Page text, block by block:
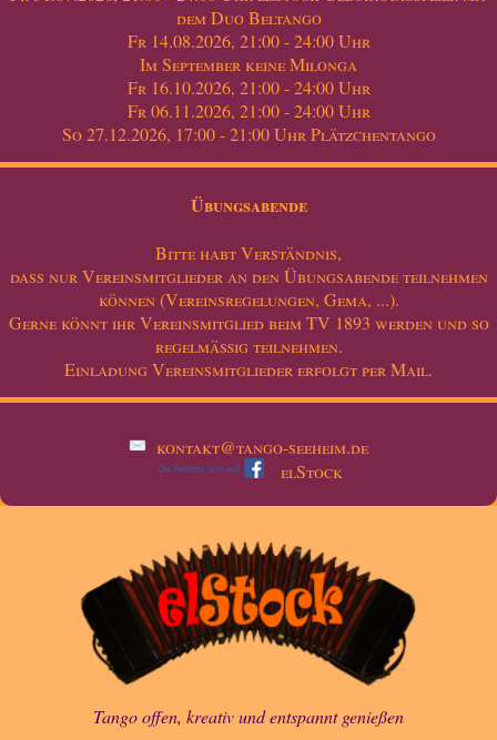
dem Duo Beltango
Fr 14.08.2026, 21:00 - 24:00 Uhr
Im September keine Milonga
Fr 16.10.2026, 21:00 - 24:00 Uhr
Fr 06.11.2026, 21:00 - 24:00 Uhr
So 27.12.2026, 17:00 - 21:00 Uhr Plätzchentango
Übungsabende
Bitte habt Verständnis,
dass nur Vereinsmitglieder an den Übungsabende teilnehmen
können (Vereinsregelungen, Gema, ...).
Gerne könnt ihr Vereinsmitglied beim TV 1893 werden und so
regelmäßig teilnehmen.
Einladung Vereinsmitglieder erfolgt per Mail.
kontakt@tango-seeheim.de
elStock
Tango offen, kreativ und entspannt genießen